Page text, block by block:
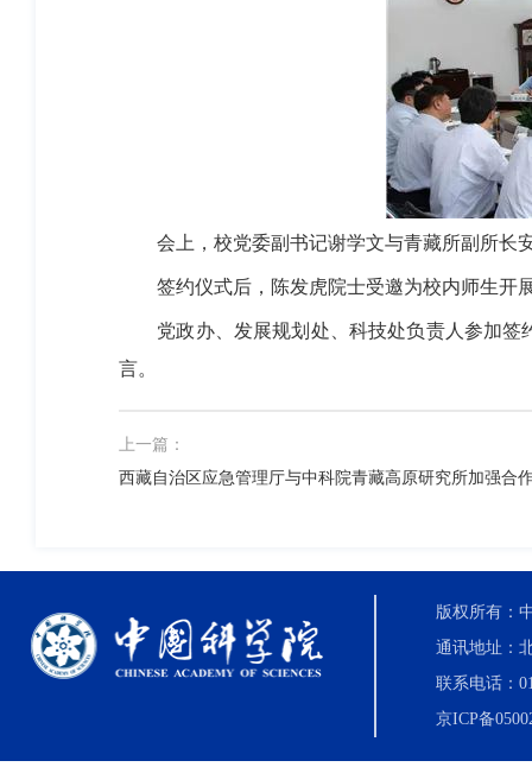
会上，校党委副书记谢学文与青藏所副所长
签约仪式后，陈发虎院士受邀为校内师生开
党政办、发展规划处、科技处负责人参加
言。
上一篇：
西藏自治区应急管理厅与中科院青藏高原研究所加强合
版权所有：
通讯地址：
联系电话：
京ICP备